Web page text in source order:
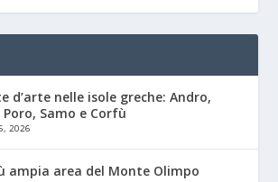
d’arte nelle isole greche: Andro,
Poro, Samo e Corfù
2026
ampia area del Monte Olimpo